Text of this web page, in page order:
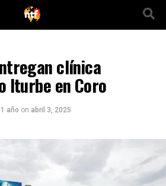
clínica
Iturbe en Coro
año on abril 3, 2025